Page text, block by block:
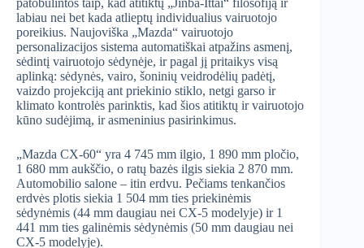
patobulintos taip, kad atitiktų „Jinba-Ittai“ filosofiją ir
labiau nei bet kada atlieptų individualius vairuotojo
poreikius. Naujoviška „Mazda“ vairuotojo
personalizacijos sistema automatiškai atpažins asmenį,
sėdintį vairuotojo sėdynėje, ir pagal jį pritaikys visą
aplinką: sėdynės, vairo, šoninių veidrodėlių padėtį,
vaizdo projekciją ant priekinio stiklo, netgi garso ir
klimato kontrolės parinktis, kad šios atitiktų ir vairuotojo
kūno sudėjimą, ir asmeninius pasirinkimus.
„Mazda CX-60“ yra 4 745 mm ilgio, 1 890 mm pločio,
1 680 mm aukščio, o ratų bazės ilgis siekia 2 870 mm.
Automobilio salone – itin erdvu. Pečiams tenkančios
erdvės plotis siekia 1 504 mm ties priekinėmis
sėdynėmis (44 mm daugiau nei CX-5 modelyje) ir 1
441 mm ties galinėmis sėdynėmis (50 mm daugiau nei
CX-5 modelyje).